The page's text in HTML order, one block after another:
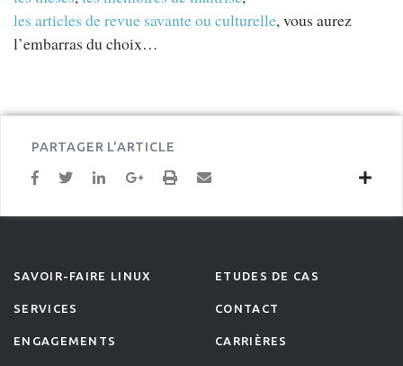
les articles de revue savante ou culturelle, vous aurez
l’embarras du choix…
PARTAGER L'ARTICLE
SAVOIR-FAIRE LINUX
SERVICES
ENGAGEMENTS
ETUDES DE CAS
CONTACT
CARRIÈRES